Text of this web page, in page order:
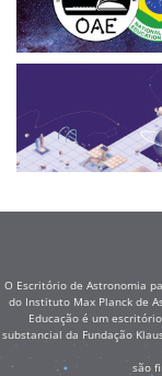
O Escritório de Astronomia
do Instituto Max Planck de
Educação é um
substancial da Fundação
são